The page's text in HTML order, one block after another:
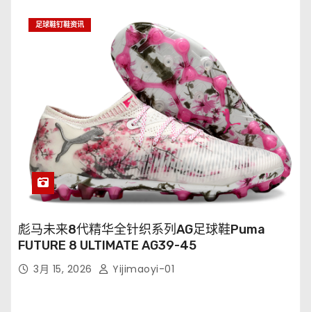
足球鞋钉鞋资讯
彪马未来8代精华全针织系列AG足球鞋Puma
FUTURE 8 ULTIMATE AG39-45
3月 15, 2026 Yijimaoyi-01